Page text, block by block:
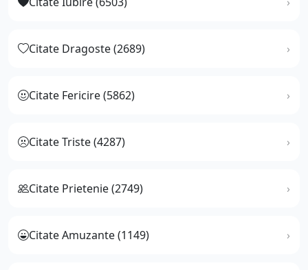
Citate Dragoste (2689)
Citate Fericire (5862)
Citate Triste (4287)
Citate Prietenie (2749)
Citate Amuzante (1149)